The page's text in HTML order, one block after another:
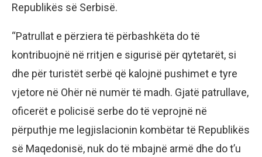
Republikës së Serbisë.
“Patrullat e përziera të përbashkëta do të
kontribuojnë në rritjen e sigurisë për qytetarët, si
dhe për turistët serbë që kalojnë pushimet e tyre
vjetore në Ohër në numër të madh. Gjatë patrullave,
oficerët e policisë serbe do të veprojnë në
përputhje me legjislacionin kombëtar të Republikës
së Maqedonisë, nuk do të mbajnë armë dhe do t’u